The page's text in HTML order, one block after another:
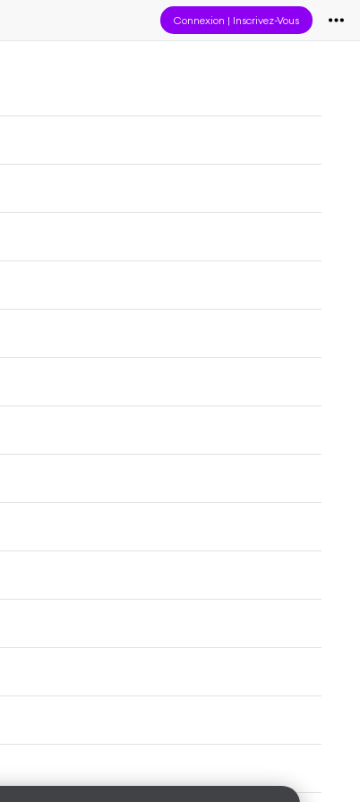
Connexion | Inscrivez-Vous